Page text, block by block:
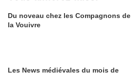
Du noveau chez les Compagnons de
la Vouivre
Les News médiévales du mois de